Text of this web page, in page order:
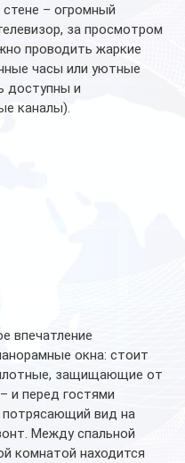
– огромный
за просмотром
проводить жаркие
часы или уютные
доступны и
каналы).
впечатление
окна: стоит
защищающие от
и перед гостями
потрясающий вид на
Между спальной
комнатой находится